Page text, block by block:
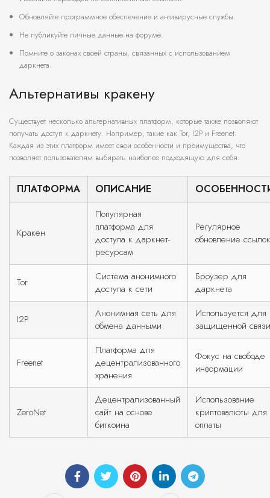
Обновляйте программное обеспечение и антивирусные службы.
Не публикуйте личные данные на форуме.
Помните о законах своей страны, связанных с использованием
даркнета.
Альтернативы кракену
Существует несколько альтернативных платформ, которые также позволяют
получать доступ к даркнету. Например, такие как Tor, I2P и Freenet.
Каждая из этих платформ имеет свои особенности и преимущества, что
позволяет пользователям выбирать наиболее подходящую для себя.
ПЛАТФОРМА ОПИСАНИЕ
Кракен
Популярная
платформа для
доступа к даркнет-
ресурсам
Регулярное
обновление ссылок
Tor
Система анонимного
доступа к сети
Броузер для
даркнета
I2P
Анонимная сеть для
обмена данными
Используется для
защищенной связи
Freenet
Платформа для
децентрализованного
хранения
Фокус на свободе
информации
ZeroNet
Децентрализованный
сайт на основе
биткоина
Использование
криптовалюты для
оплаты